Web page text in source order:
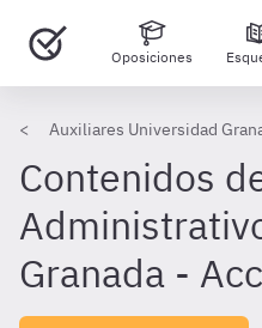
Oposiciones
Auxiliares Universidad
Contenidos
Granada -